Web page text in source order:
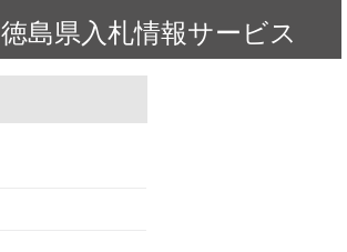
徳島県入札情報サービス